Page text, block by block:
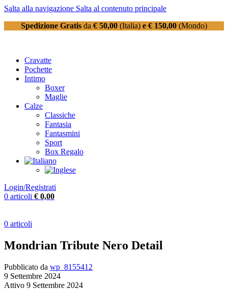
Salta alla navigazione Salta al contenuto principale
Spedizione Gratis da € 50,00 (Italia) e € 150,00 (Mondo)
Cravatte
Pochette
Intimo
Boxer
Maglie
Calze
Classiche
Fantasia
Fantasmini
Sport
Box Regalo
Login/Registrati
0 articoli € 0,00
0 articoli
Mondrian Tribute Nero Detail
Pubblicato da wp_8155412
9 Settembre 2024
Attivo 9 Settembre 2024